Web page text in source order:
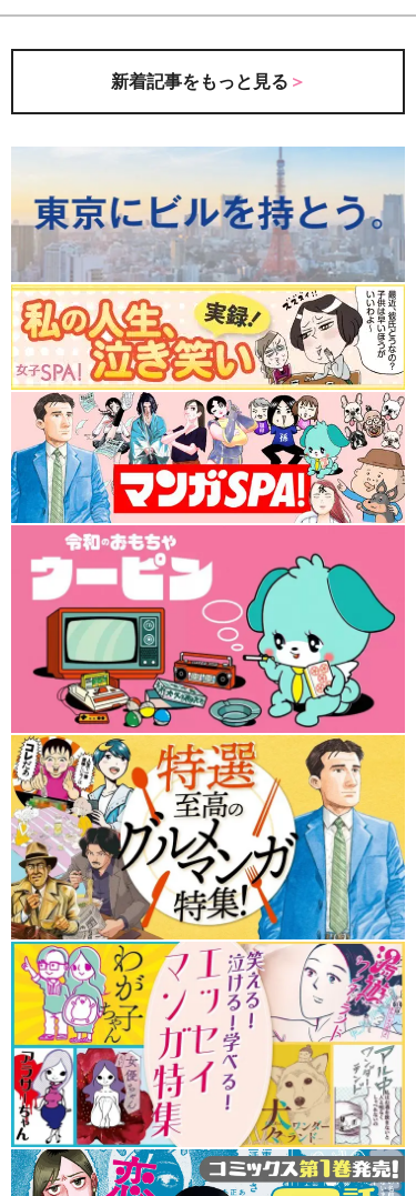
新着記事をもっと見る